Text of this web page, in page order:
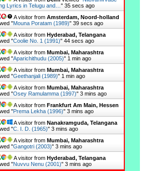
Lyrics in Telugu and… " 36 secs ago
A visitor from Amsterdam, Noord-holland
"Mouna Poratam (1989)" 40 secs ago
A visitor from Hyderabad, Telangana
"Coolie No. 1 (1991)" 45 secs ago
A visitor from Mumbai, Maharashtra
"Aparichithudu (2005)" 1 min ago
A visitor from Mumbai, Maharashtra
"Geethanjali (1989)" 1 min ago
A visitor from Mumbai, Maharashtra
"Osey Ramulamma (1997)" 3 mins ago
A visitor from Frankfurt Am Main, Hessen
"Prema Lekha (1996)" 3 mins ago
A visitor from Nanakramguda, Telangana
"C. I. D. (1965)" 3 mins ago
A visitor from Mumbai, Maharashtra
"Gangotri (2003)" 3 mins ago
A visitor from Hyderabad, Telangana
"Nuvvu Nenu (2001)" 3 mins ago